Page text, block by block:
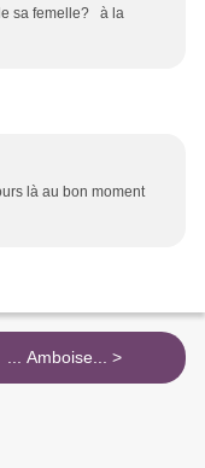
sa femelle? à la
là au bon moment
... Amboise... >